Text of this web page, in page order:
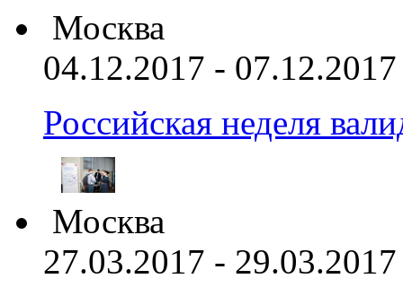
Москва
04.12.2017 - 07.12.2017
Российская неделя
Москва
27.03.2017 - 29.03.2017